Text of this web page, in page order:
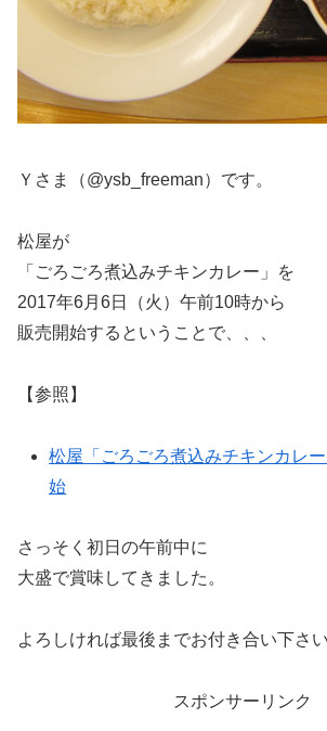
Ｙさま（@ysb_freeman）です。
松屋が
「ごろごろ煮込みチキンカレー」を
2017年6月6日（火）午前10時から
販売開始するということで、、、
【参照】
松屋「ごろごろ煮込みチキンカレ
始
さっそく初日の午前中に
大盛で賞味してきました。
よろしければ最後までお付き合い下さい
スポンサーリンク